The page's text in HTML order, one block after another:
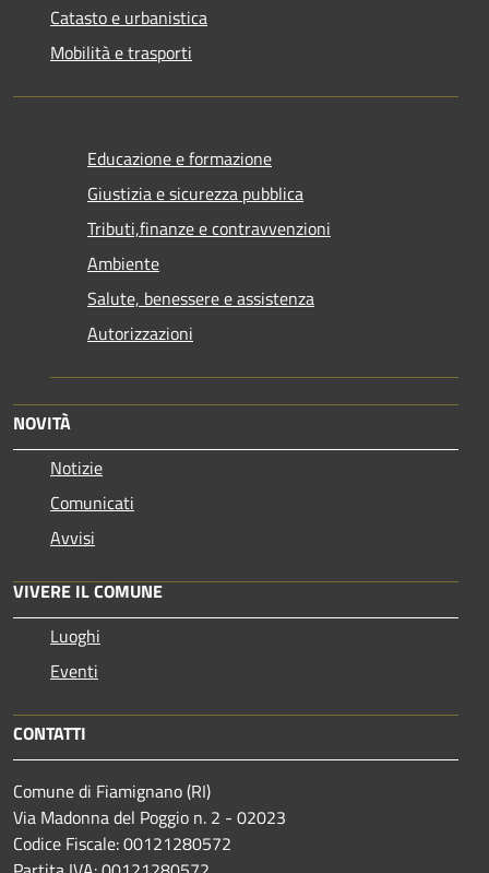
Catasto e urbanistica
Mobilità e trasporti
Educazione e formazione
Giustizia e sicurezza pubblica
Tributi,finanze e contravvenzioni
Ambiente
Salute, benessere e assistenza
Autorizzazioni
NOVITÀ
Notizie
Comunicati
Avvisi
VIVERE IL COMUNE
Luoghi
Eventi
CONTATTI
Comune di Fiamignano (RI)
Via Madonna del Poggio n. 2 - 02023
Codice Fiscale: 00121280572